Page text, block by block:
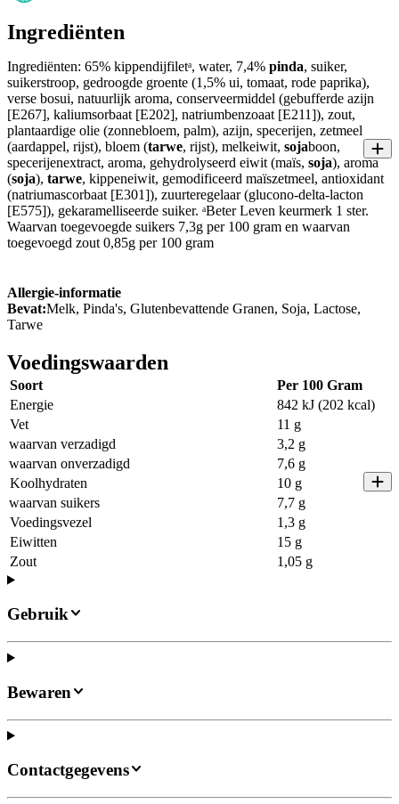
Ingrediënten
Ingrediënten: 65% kippendijfiletᵃ, water, 7,4% pinda, suiker,
suikerstroop, gedroogde groente (1,5% ui, tomaat, rode paprika),
verse bosui, natuurlijk aroma, conserveermiddel (gebufferde azijn
[E267], kaliumsorbaat [E202], natriumbenzoaat [E211]), zout,
plantaardige olie (zonnebloem, palm), azijn, specerijen, zetmeel
(aardappel, rijst), bloem (tarwe, rijst), melkeiwit, sojaboon,
specerijenextract, aroma, gehydrolyseerd eiwit (maïs, soja), aroma
(soja), tarwe, kippeneiwit, gemodificeerd maïszetmeel, antioxidant
(natriumascorbaat [E301]), zuurteregelaar (glucono-delta-lacton
[E575]), gekaramelliseerde suiker. ᵃBeter Leven keurmerk 1 ster.
Waarvan toegevoegde suikers 7,3g per 100 gram en waarvan
toegevoegd zout 0,85g per 100 gram
Allergie-informatie
Bevat:Melk, Pinda's, Glutenbevattende Granen, Soja, Lactose,
Tarwe
Voedingswaarden
Soort
Per 100 Gram
Energie
842 kJ (202 kcal)
Vet
11 g
waarvan verzadigd
3,2 g
waarvan onverzadigd
7,6 g
Koolhydraten
10 g
waarvan suikers
7,7 g
Voedingsvezel
1,3 g
Eiwitten
15 g
Zout
1,05 g
Gebruik
Bewaren
Contactgegevens